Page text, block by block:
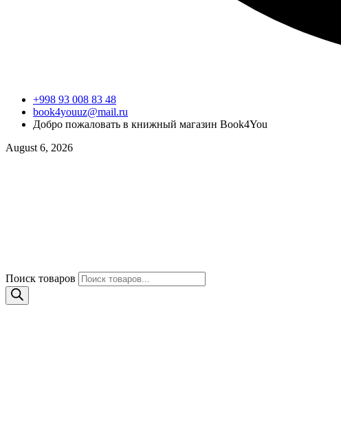
+998 93 008 83 48
book4youuz@mail.ru
Добро пожаловать в книжный магазин Book4You
August 6, 2026
Поиск товаров